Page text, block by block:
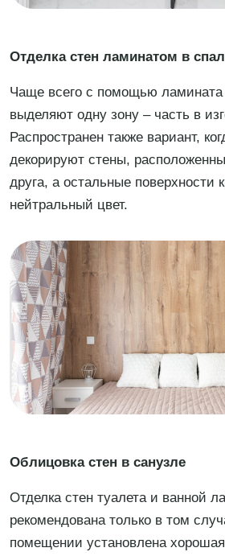
Отделка стен ламинатом в
Чаще всего с помощью ламината
выделяют одну зону – часть в
Распространен также вариант,
декорируют стены,
друга, а остальные поверхности
нейтральный цвет.
Облицовка стен в санузле
Отделка стен туалета и ванной
рекомендована только в том
помещении установлена